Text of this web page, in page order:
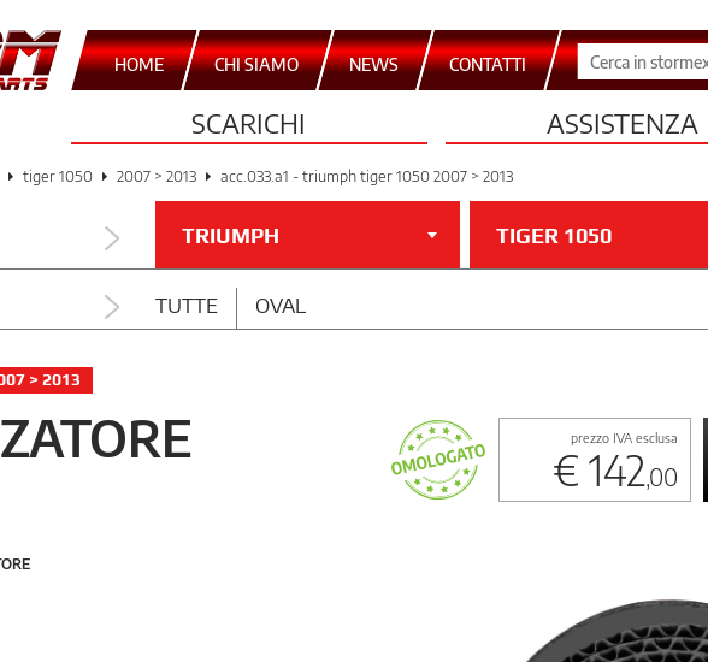
HOME CHI SIAMO NEWS CONTATTI
SCARICHI ASSISTENZA
tiger 1050 2007 > 2013 acc.033.a1 - triumph tiger 1050 2007 > 2013
TRIUMPH TIGER 1050
TUTTE OVAL
> 2013
prezzo IVA esclusa
€ 142,00